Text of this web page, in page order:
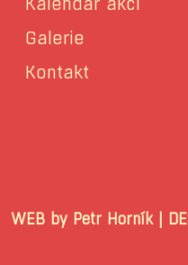
Galerie
Kontakt
WEB by Petr